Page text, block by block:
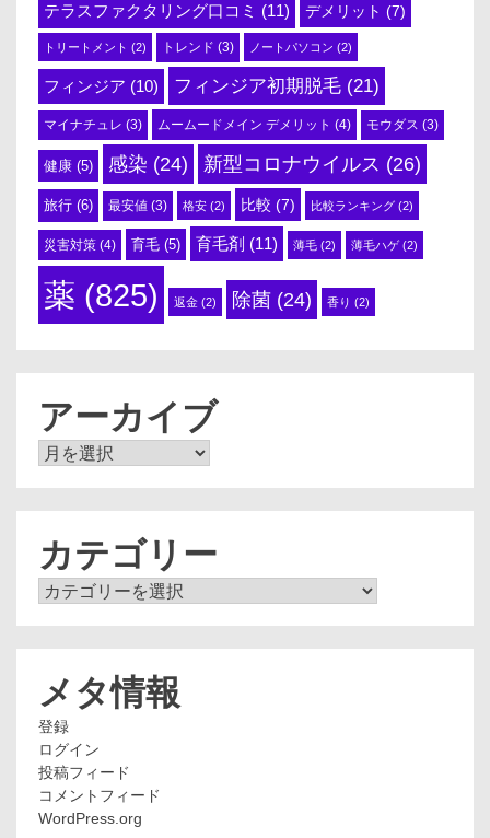
テラスファクタリング口コミ (11) デメリット (7)
トリートメント (2) トレンド (3) ノートパソコン (2)
フィンジア (10) フィンジア初期脱毛 (21)
マイナチュレ (3) ムームードメイン デメリット (4) モウダス (3)
健康 (5) 感染 (24) 新型コロナウイルス (26)
旅行 (6) 最安値 (3) 格安 (2) 比較 (7) 比較ランキング (2)
災害対策 (4) 育毛 (5) 育毛剤 (11) 薄毛 (2) 薄毛ハゲ(2)
薬 (825) 返金 (2) 除菌 (24) 香り (2)
アーカイブ
ア
カテゴリー
カ
メタ情報
登録
ログイン
投稿フィード
コメントフィード
WordPress.org